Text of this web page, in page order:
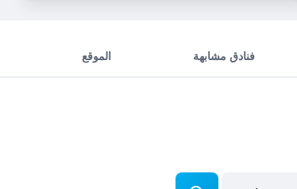
فنادق مشابهة الموقع